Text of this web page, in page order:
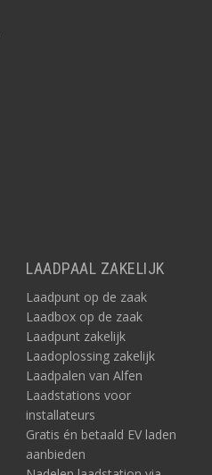
LAADPAAL ZAKELIJK
Laadpunt op de zaak
Laadbox op de zaak
Laadpunt zakelijk
Laadoplossing zakelijk
Laadpalen van Alfen
Laadstations voor
installateurs
Gratis én betaald EV laden
aanbieden